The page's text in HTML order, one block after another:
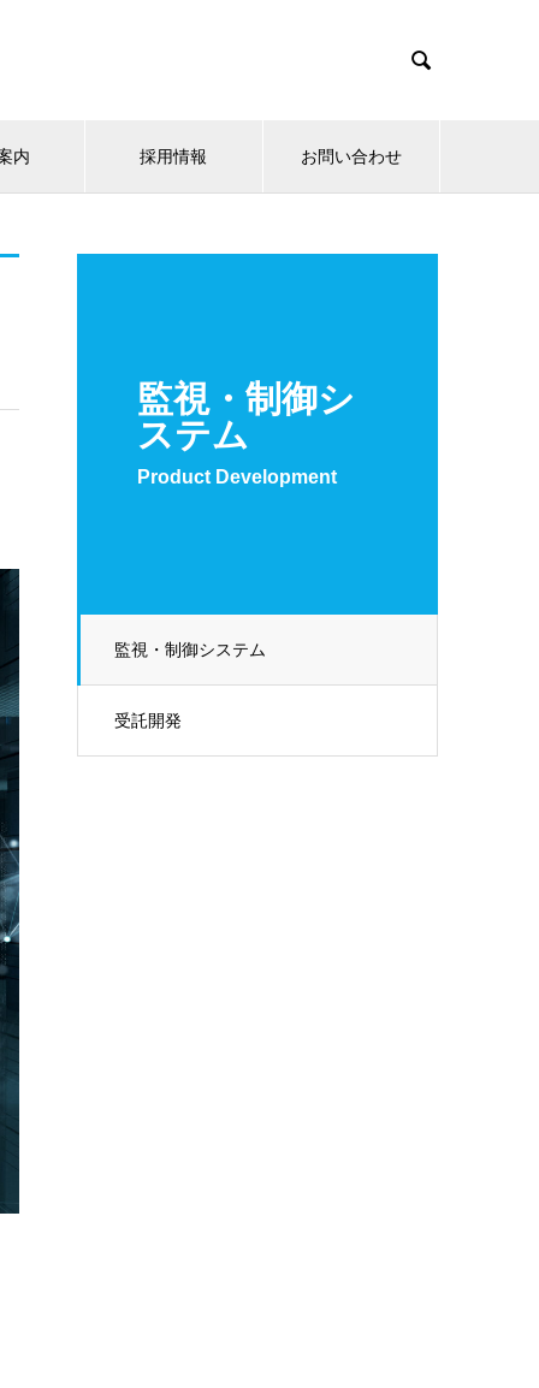

内 採用情報 お問い合わせ
監視・制御シ
ステム
Product Development
監視・制御システム
受託開発